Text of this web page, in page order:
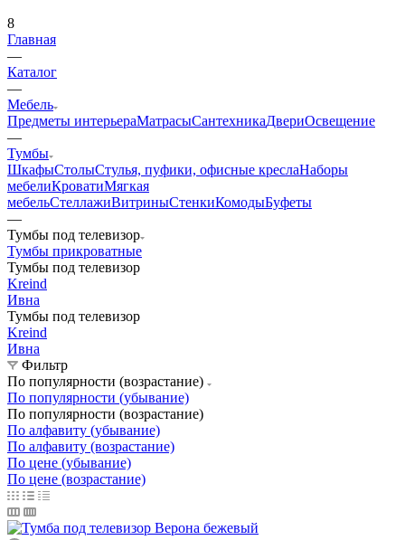
8
Главная
—
Каталог
—
Мебель
Предметы интерьераМатрасыСантехникаДвериОсвещение
—
Тумбы
ШкафыСтолыСтулья, пуфики, офисные креслаНаборы
мебелиКроватиМягкая
мебельСтеллажиВитриныСтенкиКомодыБуфеты
—
Тумбы под телевизор
Тумбы прикроватные
Тумбы под телевизор
Kreind
Ивна
Тумбы под телевизор
Kreind
Ивна
Фильтр
По популярности (возрастание)
По популярности (убывание)
По популярности (возрастание)
По алфавиту (убывание)
По алфавиту (возрастание)
По цене (убывание)
По цене (возрастание)